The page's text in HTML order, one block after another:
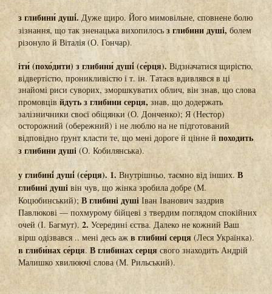
з глибини́ душі́. Дуже щиро. Його мимовільне, сповнене болю
зізнання, що так зненацька вихопилось з глибини душі, болем
різонуло й Віталія (О. Гончар).
іти́ (похо́дити) з глибини́ душі́ (се́рця). Відзначатися щирістю,
відвертістю, проникливістю і т. ін. Татаєв вдивлявся в ці
знайомі риси суворих, зморшкуватих облич, він знав, що слова
промовцівйдуть з глибини серця,знав, що додержать
залізничники своєї обіцянки (О. Донченко); Я (Нестор)
осторожний (обережний) і не люблю на не підготований
відповідно ґрунт класти те, що мені дороге й цінне й походить
з глибини душі(О. Кобилянська).
у глибині́ душі́ (се́рця). 1. Внутрішньо, таємно від інших. В
глибині душі він чув, що жінка зробила добре (М.
Коцюбинський); В глибині душі Іван Іванович заздрив
Павлюкові — похмурому бійцеві з твердим поглядом спокійних
очей (І. Багмут). 2. Усередині єства. Далеко не кожний Ваш
вірш одізвався .. мені десь аж в глибині серця (Леся Українка).
в глиби́нах се́рця. В глибинах серця свого знаходить Андрій
Малишко хвилюючі слова (М. Рильський).